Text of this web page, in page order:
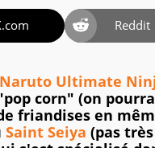
Reddit
Naruto Ultimate
corn" (on
friandises en
Saint Seiya (pas